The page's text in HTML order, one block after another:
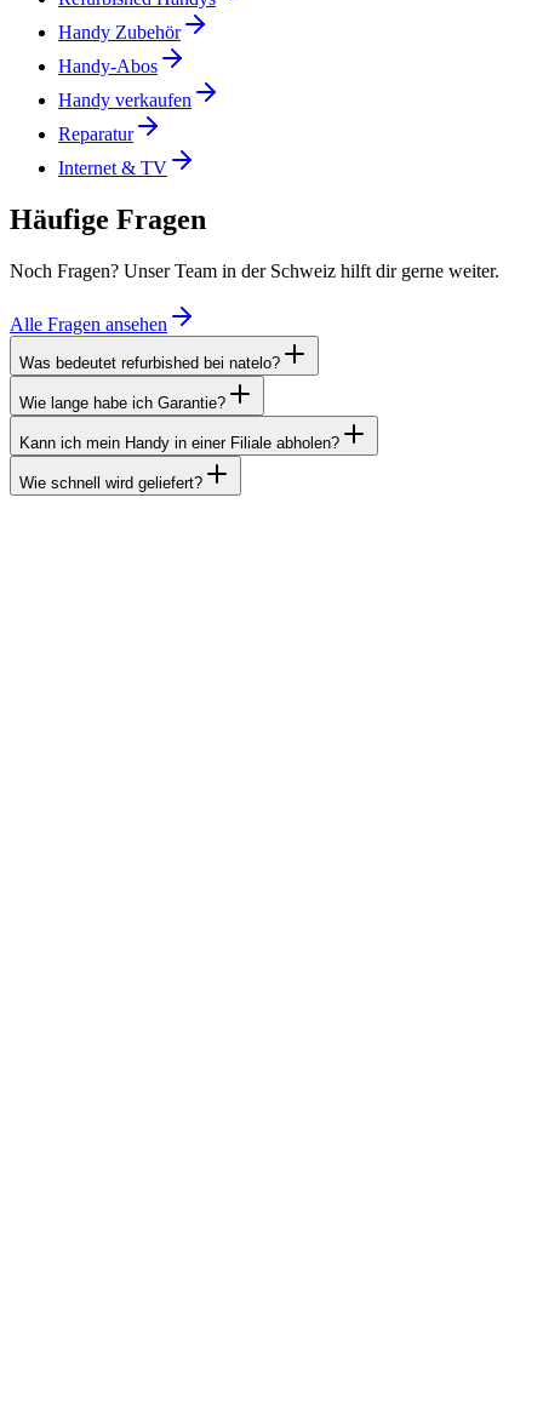
Handy Zubehör
Handy-Abos
Handy verkaufen
Reparatur
Internet & TV
Häufige Fragen
Noch Fragen? Unser Team in der Schweiz hilft dir gerne weiter.
Alle Fragen ansehen
Was bedeutet refurbished bei natelo?
Wie lange habe ich Garantie?
Kann ich mein Handy in einer Filiale abholen?
Wie schnell wird geliefert?